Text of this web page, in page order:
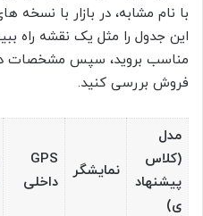
با نام مشابه، در بازار با نسخه
این جدول را مثل یک نقشه راه
مناسب بروید، سپس مشخصات
فروش بررسی کنید.
مدل
(کلاس
پیشنهاد
ی)
نمایشگر
GPS
داخلی